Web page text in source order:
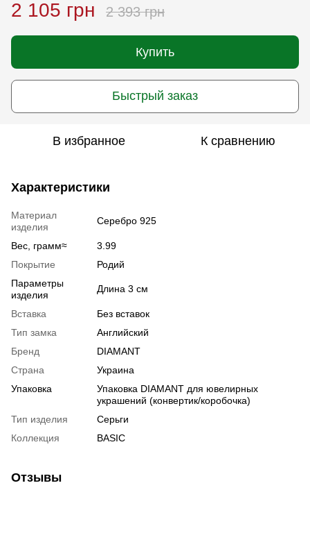
2 105 грн 2 393 грн
Купить
Быстрый заказ
В избранное К сравнению
Характеристики
Материал
изделия
Серебро 925
Вес, грамм≈
3.99
Покрытие
Родий
Параметры
изделия
Длина 3 см
Вставка
Без вставок
Тип замка
Английский
Бренд
DIAMANT
Страна
Украина
Упаковка
Упаковка DIAMANT для ювелирных
украшений (конвертик/коробочка)
Тип изделия
Серьги
Коллекция
BASIC
Отзывы